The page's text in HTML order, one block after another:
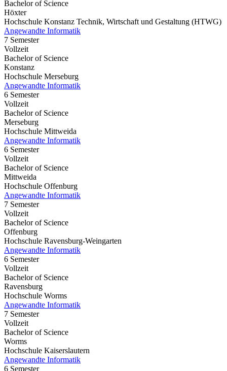
Bachelor of Science
Höxter
Hochschule Konstanz Technik, Wirtschaft und Gestaltung (HTWG)
Angewandte Informatik
7 Semester
Vollzeit
Bachelor of Science
Konstanz
Hochschule Merseburg
Angewandte Informatik
6 Semester
Vollzeit
Bachelor of Science
Merseburg
Hochschule Mittweida
Angewandte Informatik
6 Semester
Vollzeit
Bachelor of Science
Mittweida
Hochschule Offenburg
Angewandte Informatik
7 Semester
Vollzeit
Bachelor of Science
Offenburg
Hochschule Ravensburg-Weingarten
Angewandte Informatik
6 Semester
Vollzeit
Bachelor of Science
Ravensburg
Hochschule Worms
Angewandte Informatik
7 Semester
Vollzeit
Bachelor of Science
Worms
Hochschule Kaiserslautern
Angewandte Informatik
6 Semester